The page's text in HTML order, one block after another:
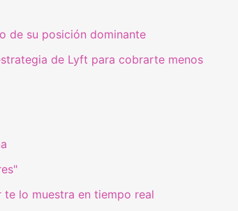
de su posición dominante
de Lyft para cobrarte menos
te lo muestra en tiempo real